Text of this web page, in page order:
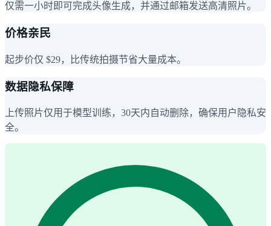
仅需一小时即可完成头像生成，并通过邮箱发送高清照片。
价格亲民
起步价仅 $29，比传统拍摄节省大量成本。
数据隐私保障
上传照片仅用于模型训练，30天内自动删除，确保用户隐私安
全。